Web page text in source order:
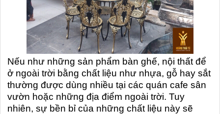
Nếu như những sản phẩm bàn ghế, nội thất để
ở ngoài trời bằng chất liệu như nhựa, gỗ hay sắt
thường được dùng nhiều tại các quán cafe sân
vườn hoặc những địa điểm ngoài trời. Tuy
nhiên, sự bền bỉ của những chất liệu này sẽ